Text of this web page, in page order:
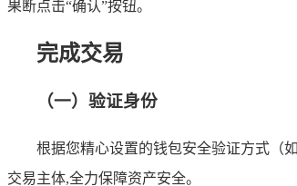
果断点击“确认”按钮。
完成交易
（一）验证身份
根据您精心设置的钱包安全验证方式（
交易主体,全力保障资产安全。